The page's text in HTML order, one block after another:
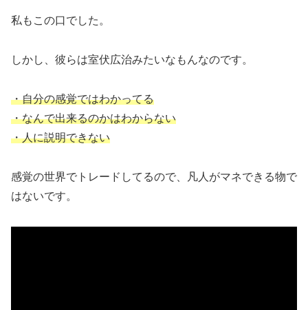
私もこの口でした。
しかし、彼らは室伏広治みたいなもんなのです。
・自分の感覚ではわかってる
・なんで出来るのかはわからない
・人に説明できない
感覚の世界でトレードしてるので、凡人がマネできる物で
はないです。